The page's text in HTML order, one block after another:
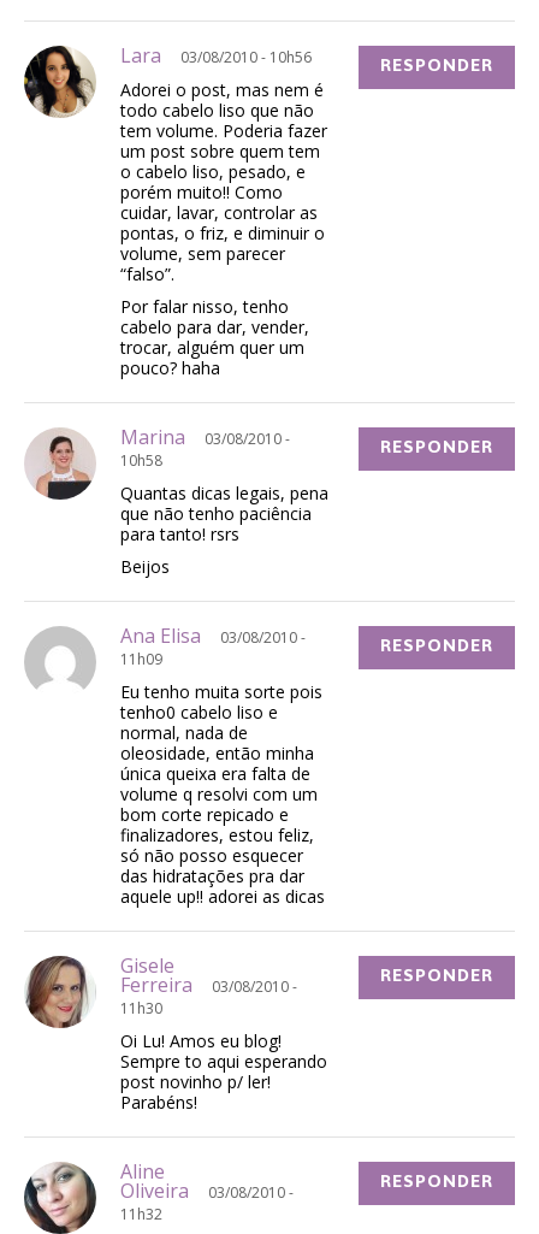
Lara 03/08/2010 - 10h56
Adorei o post, mas nem é
todo cabelo liso que não
tem volume. Poderia fazer
um post sobre quem tem
o cabelo liso, pesado, e
porém muito!! Como
cuidar, lavar, controlar as
pontas, o friz, e diminuir o
volume, sem parecer
“falso”.
Por falar nisso, tenho
cabelo para dar, vender,
trocar, alguém quer um
pouco? haha
RESPONDER
Marina
03/08/2010 -
10h58
Quantas dicas legais, pena
que não tenho paciência
para tanto! rsrs
Beijos
RESPONDER
Ana Elisa
03/08/2010 -
11h09
Eu tenho muita sorte pois
tenho0 cabelo liso e
normal, nada de
oleosidade, então minha
única queixa era falta de
volume q resolvi com um
bom corte repicado e
finalizadores, estou feliz,
só não posso esquecer
das hidratações pra dar
aquele up!! adorei as dicas
RESPONDER
Gisele
Ferreira
03/08/2010 -
11h30
Oi Lu! Amos eu blog!
Sempre to aqui esperando
post novinho p/ ler!
Parabéns!
RESPONDER
Aline
Oliveira
03/08/2010 -
11h32
RESPONDER